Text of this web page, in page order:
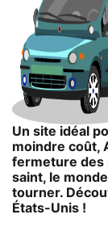
Un site idéal
moindre coût,
fermeture des
saint, le
tourner.
États-Unis !